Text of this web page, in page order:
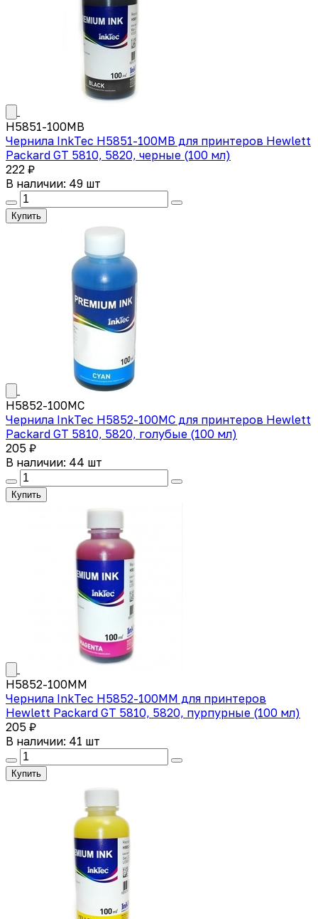
H5851-100MB
Чернила InkTec H5851-100MB для принтеров Hewlett
Packard GT 5810, 5820, черные (100 мл)
222 ₽
В наличии: 49 шт
Купить
H5852-100MC
Чернила InkTec H5852-100MC для принтеров Hewlett
Packard GT 5810, 5820, голубые (100 мл)
205 ₽
В наличии: 44 шт
Купить
H5852-100MM
Чернила InkTec H5852-100MM для принтеров
Hewlett Packard GT 5810, 5820, пурпурные (100 мл)
205 ₽
В наличии: 41 шт
Купить